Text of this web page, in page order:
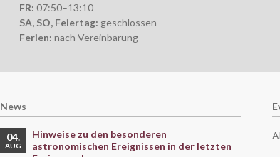
FR: 07:50–13:10
SA, SO, Feiertag: geschlossen
Ferien: nach Vereinbarung
News
04.
AUG
Hinweise zu den besonderen
astronomischen Ereignissen in der letzten